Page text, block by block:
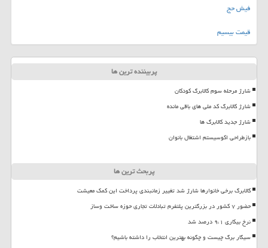
فیش حج
قیمت بیسیم
پربیننده ترین ها
شارژ مرحله سوم کالابرگ کودکان
شارژ کالابرگ کد ملی های باقی مانده
شارژ جدید کالابرگ ها
بازطراحی اکوسیستم اشتغال بانوان
پربحث ترین ها
کالابرگ برخی خانوارها شارژ شد تغییر زمانبندی پرداخت این کمک معیشت
حضور ۷ کشور در بزرگترین پلتفرم تبادلات تجاری حوزه ساخت وساز
نرخ بیکاری ۹،۱ درصد شد
سیگار برگ چیست و چگونه بهترین انتخاب را داشته باشیم؟